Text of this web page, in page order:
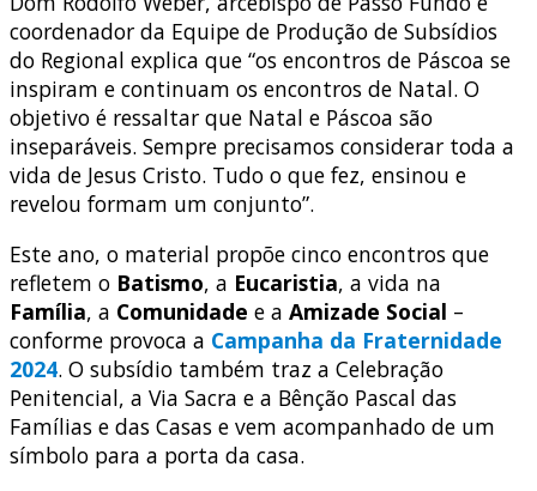
coordenador da Equipe de Produção de Subsídios
do Regional explica que “os encontros de Páscoa se
inspiram e continuam os encontros de Natal. O
objetivo é ressaltar que Natal e Páscoa são
inseparáveis. Sempre precisamos considerar toda a
vida de Jesus Cristo. Tudo o que fez, ensinou e
revelou formam um conjunto”.
Este ano, o material propõe cinco encontros que
refletem o Batismo, a Eucaristia, a vida na
Família, a Comunidade e a Amizade Social –
conforme provoca a Campanha da Fraternidade
2024. O subsídio também traz a Celebração
Penitencial, a Via Sacra e a Bênção Pascal das
Famílias e das Casas e vem acompanhado de um
símbolo para a porta da casa.